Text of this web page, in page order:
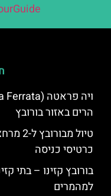
הרים באזור בורובץ
טיול
כרטיסי כניסה
בורובץ קזינו – בתי
למהמרים